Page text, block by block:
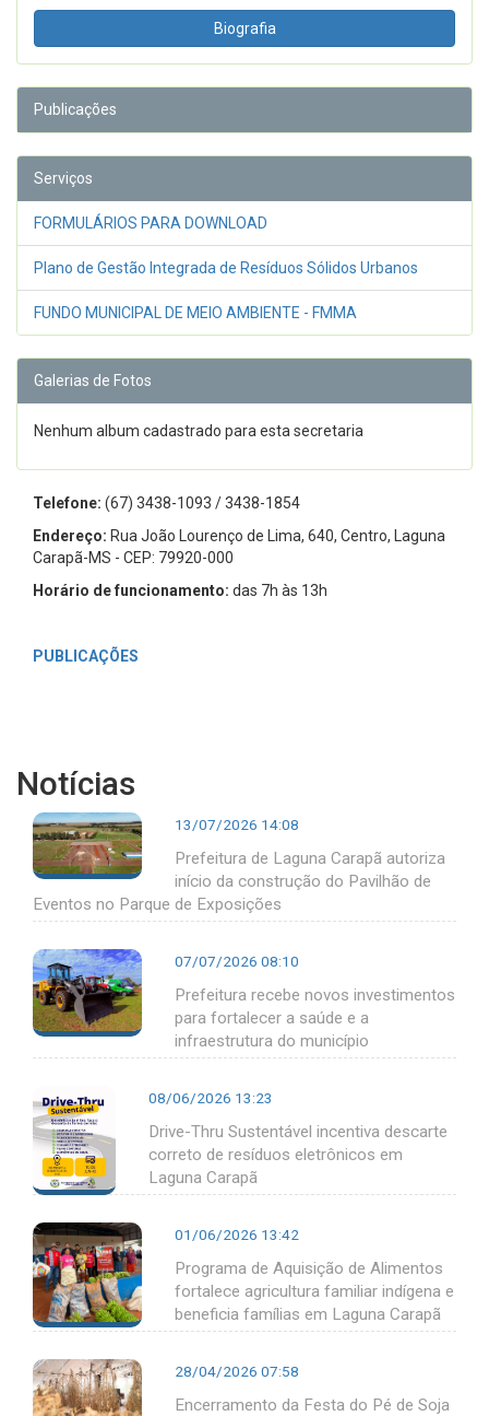
Biografia
Publicações
Serviços
FORMULÁRIOS PARA DOWNLOAD
Plano de Gestão Integrada de Resíduos Sólidos Urbanos
FUNDO MUNICIPAL DE MEIO AMBIENTE - FMMA
Galerias de Fotos
Nenhum album cadastrado para esta secretaria
Telefone: (67) 3438-1093 / 3438-1854
Endereço: Rua João Lourenço de Lima, 640, Centro, Laguna
Carapã-MS - CEP: 79920-000
Horário de funcionamento: das 7h às 13h
PUBLICAÇÕES
Notícias
13/07/2026 14:08
Prefeitura de Laguna Carapã autoriza
início da construção do Pavilhão de
Eventos no Parque de Exposições
07/07/2026 08:10
Prefeitura recebe novos investimentos
para fortalecer a saúde e a
infraestrutura do município
08/06/2026 13:23
Drive-Thru Sustentável incentiva descarte
correto de resíduos eletrônicos em
Laguna Carapã
01/06/2026 13:42
Programa de Aquisição de Alimentos
fortalece agricultura familiar indígena e
beneficia famílias em Laguna Carapã
28/04/2026 07:58
Encerramento da Festa do Pé de Soja